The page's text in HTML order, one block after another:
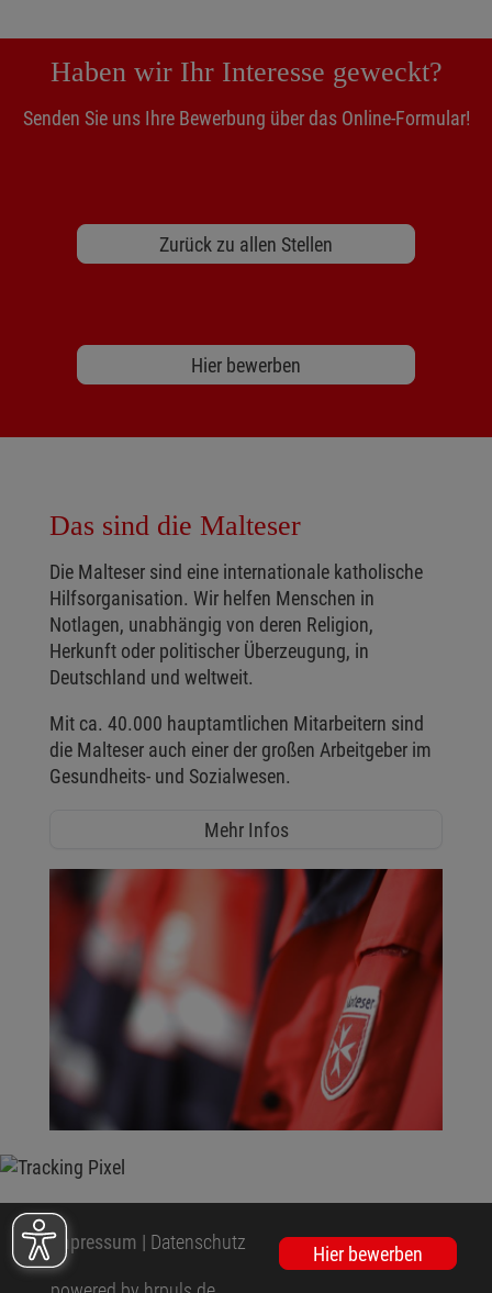
Haben wir Ihr Interesse geweckt?
Senden Sie uns Ihre Bewerbung über das Online-Formular!
Zurück zu allen Stellen
Hier bewerben
Hier bewerben
Das sind die Malteser
Die Malteser sind eine internationale katholische
Hilfsorganisation. Wir helfen Menschen in
Notlagen, unabhängig von deren Religion,
Herkunft oder politischer Überzeugung, in
Deutschland und weltweit.
Mit ca. 40.000 hauptamtlichen Mitarbeitern sind
die Malteser auch einer der großen Arbeitgeber im
Gesundheits- und Sozialwesen.
Mehr Infos
Impressum | Datenschutz